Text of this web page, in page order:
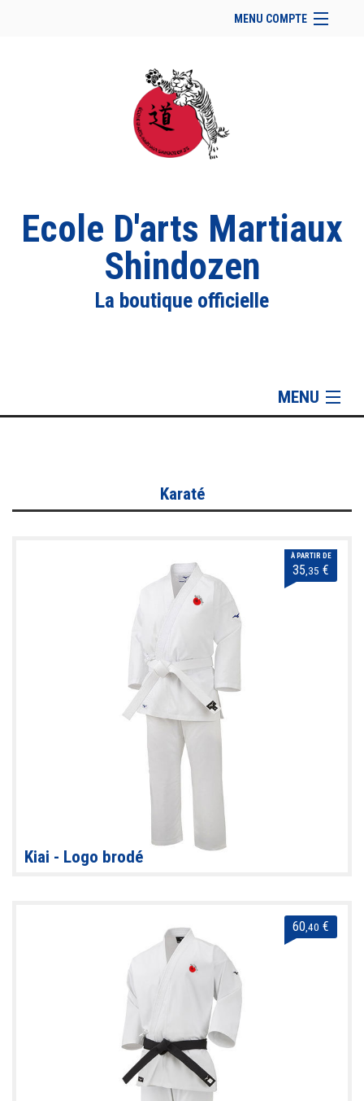
MENU COMPTE
Retour à notre site
Facebook
Se connecter
Panier ( vide)
Ecole D'arts Martiaux
Shindozen
La boutique officielle
MENU
Vestes & Sweat
Pantalons
Casquette, bonnets et serviettes
Sacs
Taïso
Karaté
À PARTIR DE
35 ,35 €
Kiai - Logo brodé
60 ,40 €